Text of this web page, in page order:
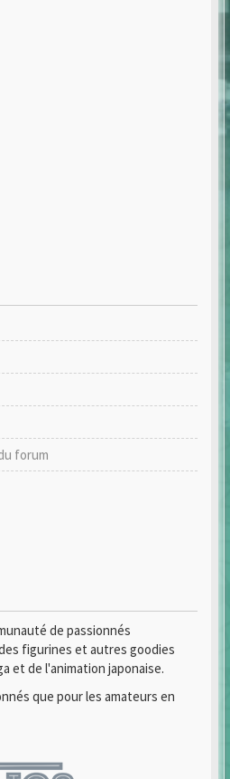
forum
de passionnés
figurines et autres goodies
et de l'animation japonaise.
que pour les amateurs en